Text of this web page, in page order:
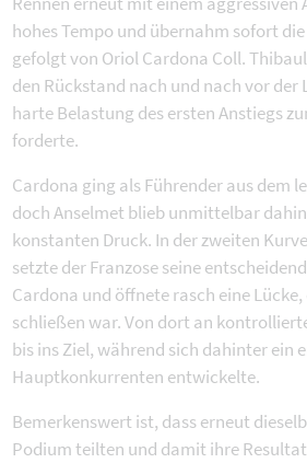
hohes Tempo und übernahm sofort
gefolgt von Oriol Cardona Coll.
den Rückstand nach und nach vor der
harte Belastung des ersten Anstiegs
forderte.
Cardona ging als Führender aus dem
doch Anselmet blieb unmittelbar
konstanten Druck. In der zweiten
setzte der Franzose seine
Cardona und öffnete rasch eine
schließen war. Von dort an
bis ins Ziel, während sich dahinter ein
Hauptkonkurrenten entwickelte.
Bemerkenswert ist, dass erneut
Podium teilten und damit ihre